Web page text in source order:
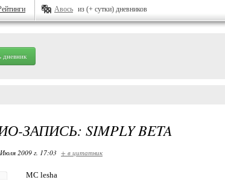
Авось из (+ сутки) дневников
дневник
ЗАПИСЬ: SIMPLY BETA
2009 г. 17:03 + в цитатник
MC lesha